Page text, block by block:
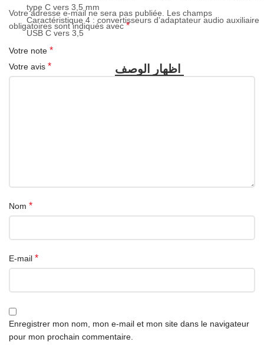
type C vers 3,5 mm
Caractéristique 4 : convertisseurs d’adaptateur audio auxiliaire
USB C vers 3,5
Votre adresse e-mail ne sera pas publiée.
Les champs
obligatoires sont indiqués avec*
Votre note *
Votre avis *
Nom *
E-mail *
Enregistrer mon nom, mon e-mail et mon site dans le navigateur
pour mon prochain commentaire.